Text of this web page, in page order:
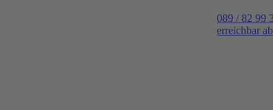
089 / 82 99
erreichbar